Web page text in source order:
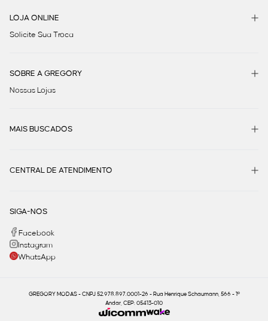
LOJA ONLINE
Solicite Sua Troca
SOBRE A GREGORY
Nossas Lojas
MAIS BUSCADOS
CENTRAL DE ATENDIMENTO
SIGA-NOS
Facebook
Instagram
WhatsApp
GREGORY MODAS - CNPJ 52.978.897.0001-26 - Rua Henrique Schaumann, 566 - 1º
Andar, CEP: 05413-010